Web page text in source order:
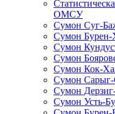
ОМСУ
Сумон Суг-
Сумон Бурен-
Сумон
Сумон
Сумон Кок-
Сумон Сарыг-
Сумон
Сумон Усть-